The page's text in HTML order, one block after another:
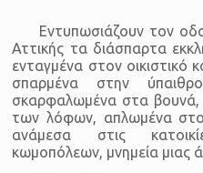
Εντυπωσιάζουν τον
Αττικής τα διάσπαρτα
ενταγμένα στον οικιστικό
σπαρμένα στην
σκαρφαλωμένα στα βουνά,
των λόφων, απλωμένα
ανάμεσα στις
κωμοπόλεων, μνημεία μιας